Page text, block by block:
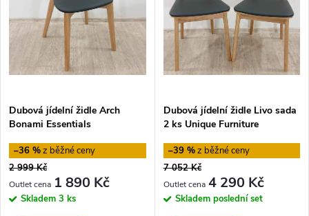
n
í
r
o
d
i
s
p
r
o
d
Dubová jídelní židle Arch
Bonami Essentials
–36 %
2 999 Kč
1 890 Kč
Skladem 3 ks
Dubová jídelní židle Livo sada
2 ks Unique Furniture
–39 %
7 052 Kč
4 290 Kč
Skladem poslední set